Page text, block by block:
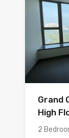
Grand
High
2